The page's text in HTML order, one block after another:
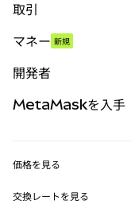
取引
パーペチュアル
RWA
マネー 新規
開発者
MetaMask Connect
MetaMaskを入手
価格を見る
イーサリアムの価格
交換レートを見る